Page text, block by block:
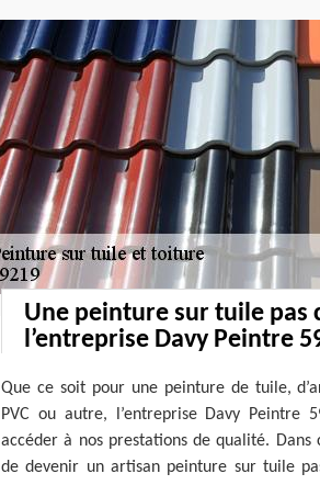
Une peinture sur tuile pas
l’entreprise Davy Peintre
Que ce soit pour une peinture de tuile,
PVC ou autre, l’entreprise Davy Peintre
accéder à nos prestations de qualité. Dans
de devenir un artisan peinture sur tuile